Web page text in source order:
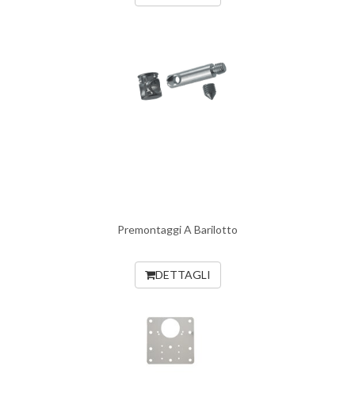
Premontaggi A Barilotto
DETTAGLI